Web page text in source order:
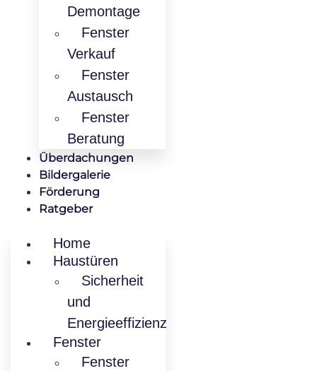
Demontage
Fenster
Verkauf
Fenster
Austausch
Fenster
Beratung
Überdachungen
Bildergalerie
Förderung
Ratgeber
Home
Haustüren
Sicherheit
und
Energieeffizienz
Fenster
Fenster